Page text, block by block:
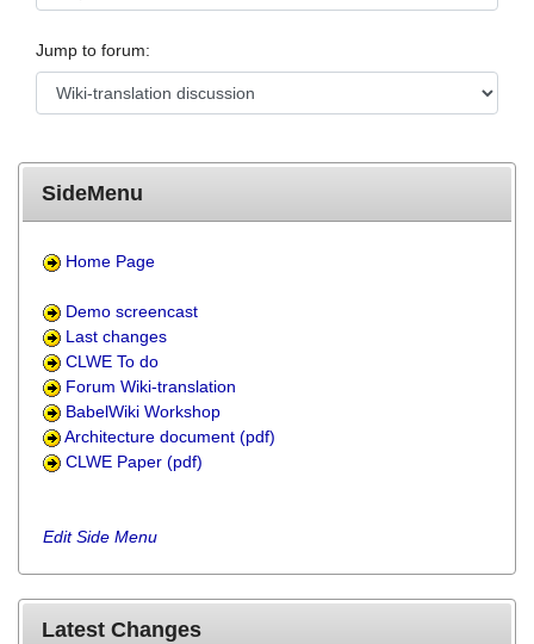
Jump to forum:
SideMenu
Home Page
Demo screencast
Last changes
CLWE To do
Forum Wiki-translation
BabelWiki Workshop
Architecture document (pdf)
CLWE Paper (pdf)
Edit Side Menu
Latest Changes